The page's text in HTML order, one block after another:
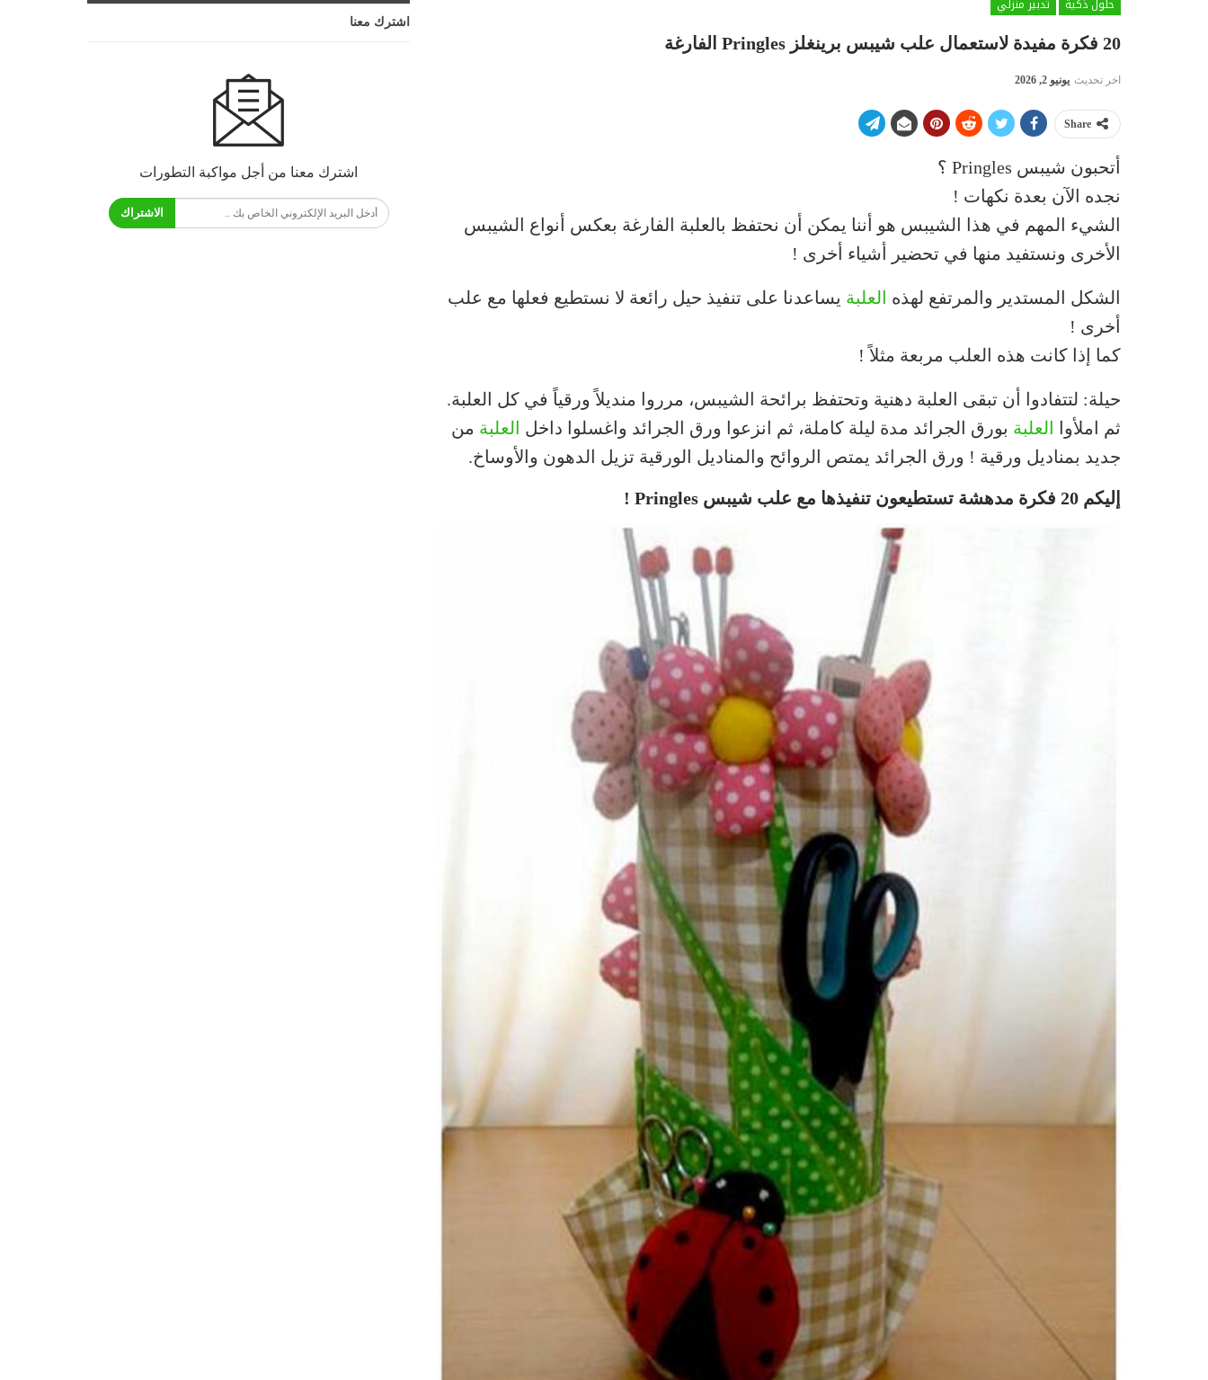
حلول ذكية
تدبير منزلي
20 فكرة مفيدة لاستعمال علب شيبس برينغلز Pringles الفارغة
اخر تحديث يونيو 2, 2026
Share
أتحبون شيبس Pringles ؟
نجده الآن بعدة نكهات !
الشيء المهم في هذا الشيبس هو أننا يمكن أن نحتفظ بالعلبة الفارغة بعكس أنواع الشيبس
الأخرى ونستفيد منها في تحضير أشياء أخرى !
الشكل المستدير والمرتفع لهذه العلبة يساعدنا على تنفيذ حيل رائعة لا نستطيع فعلها مع علب
أخرى !
كما إذا كانت هذه العلب مربعة مثلاً !
حيلة: لتتفادوا أن تبقى العلبة دهنية وتحتفظ برائحة الشيبس، مرروا منديلاً ورقياً في كل العلبة.
ثم املأوا
العلبة بورق الجرائد مدة ليلة كاملة، ثم انزعوا ورق الجرائد واغسلوا داخل العلبة من
جديد بمناديل ورقية ! ورق الجرائد يمتص الروائح والمناديل الورقية تزيل الدهون والأوساخ.
إليكم 20 فكرة مدهشة تستطيعون تنفيذها مع علب شيبس Pringles !
اشترك معنا
اشترك معنا من أجل مواكبة التطورات
الاشتراك